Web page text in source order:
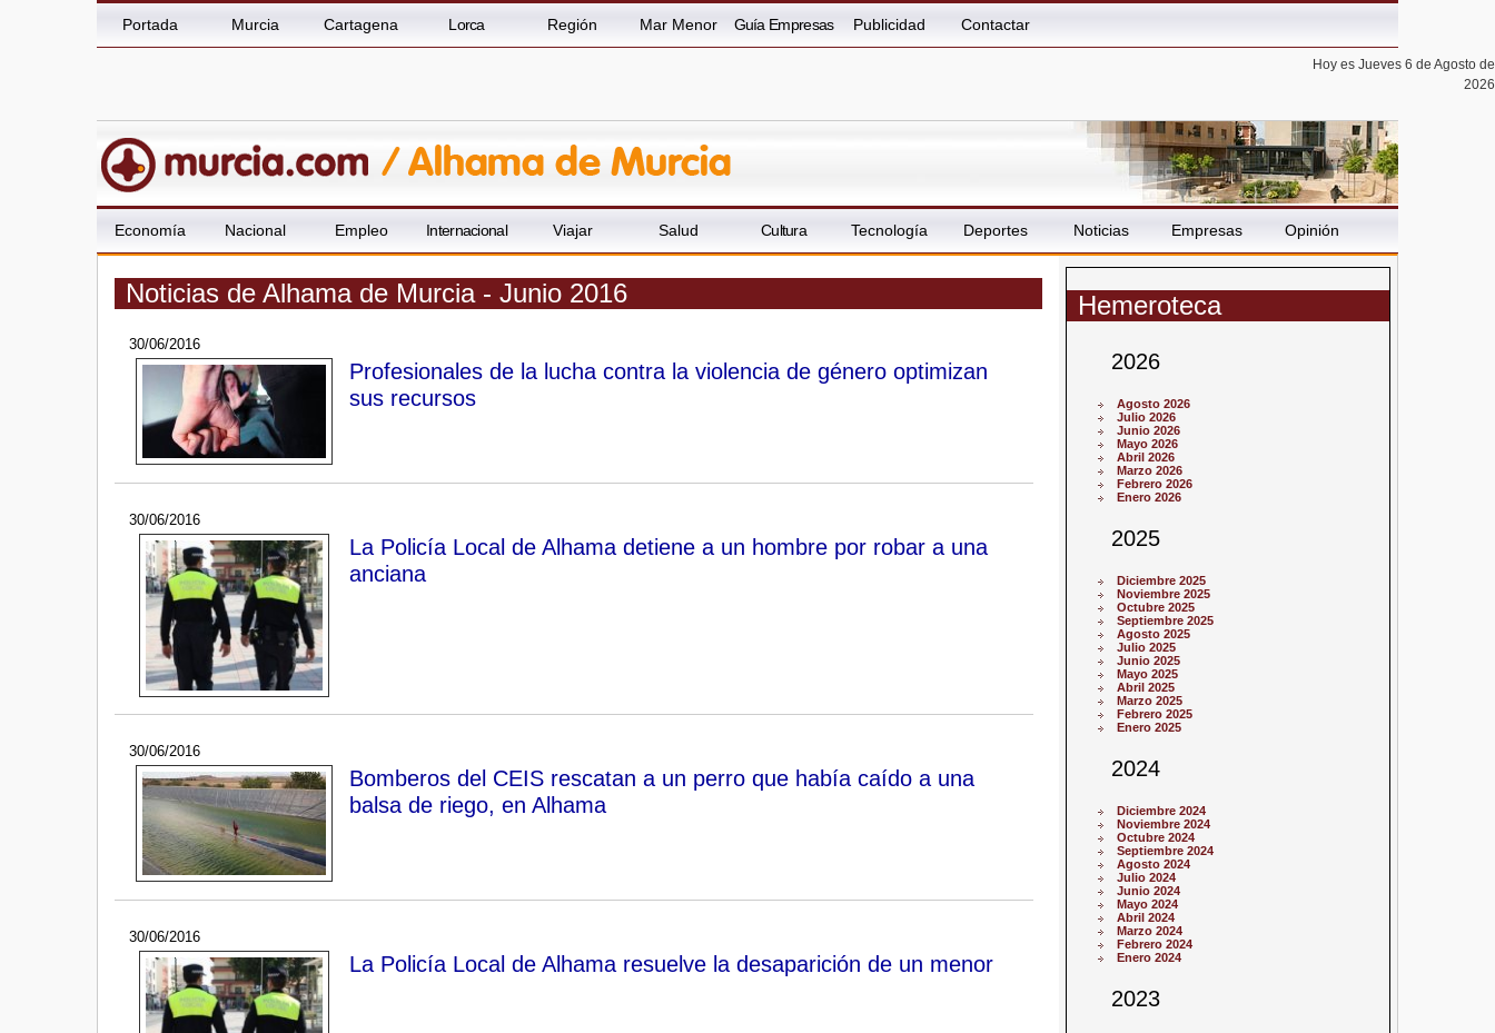
Portada Murcia Cartagena Lorca Región Mar Menor Guía Empresas Publicidad Contactar
Hoy es Jueves 6 de Agosto de
2026
Economía Nacional Empleo Internacional Viajar Salud Cultura Tecnología Deportes Noticias Empresas Opinión
Noticias de Alhama de Murcia - Junio 2016
30/06/2016
Profesionales de la lucha contra la violencia de género optimizan
sus recursos
30/06/2016
La Policía Local de Alhama detiene a un hombre por robar a una
anciana
30/06/2016
Bomberos del CEIS rescatan a un perro que había caído a una
balsa de riego, en Alhama
30/06/2016
La Policía Local de Alhama resuelve la desaparición de un menor
Hemeroteca
2026
Agosto 2026
Julio 2026
Junio 2026
Mayo 2026
Abril 2026
Marzo 2026
Febrero 2026
Enero 2026
2025
Diciembre 2025
Noviembre 2025
Octubre 2025
Septiembre 2025
Agosto 2025
Julio 2025
Junio 2025
Mayo 2025
Abril 2025
Marzo 2025
Febrero 2025
Enero 2025
2024
Diciembre 2024
Noviembre 2024
Octubre 2024
Septiembre 2024
Agosto 2024
Julio 2024
Junio 2024
Mayo 2024
Abril 2024
Marzo 2024
Febrero 2024
Enero 2024
2023